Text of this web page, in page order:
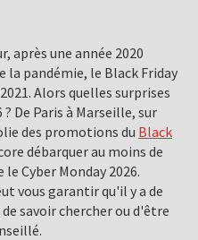
après une année 2020
la pandémie, le Black Friday
Alors quelles surprises
De Paris à Marseille, sur
des promotions du Black
débarquer au moins de
Cyber Monday 2026.
vous garantir qu'il y a de
savoir chercher ou d'être